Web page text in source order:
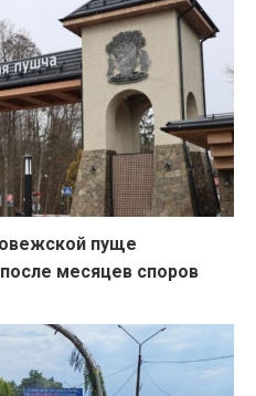
пуще
месяцев споров